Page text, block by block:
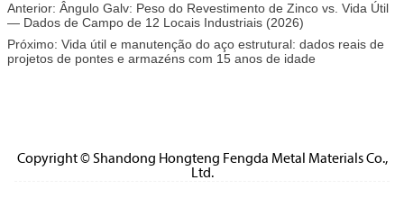
Anterior: Ângulo Galv: Peso do Revestimento de Zinco vs. Vida Útil
— Dados de Campo de 12 Locais Industriais (2026)
Próximo: Vida útil e manutenção do aço estrutural: dados reais de
projetos de pontes e armazéns com 15 anos de idade
Copyright © Shandong Hongteng Fengda Metal Materials Co.,
Ltd.